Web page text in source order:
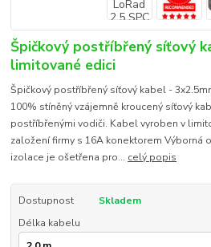
Špičkový postříbřený síťový
limitované edici
Špičkový postříbřený síťový kabel -
100% stíněný vzájemně kroucený síťový
postříbřenými vodiči. Kabel vyroben v
založení firmy s 16A konektorem Výborná
izolace je ošetřena pro... celý popis
Dostupnost
Skladem
Délka kabelu